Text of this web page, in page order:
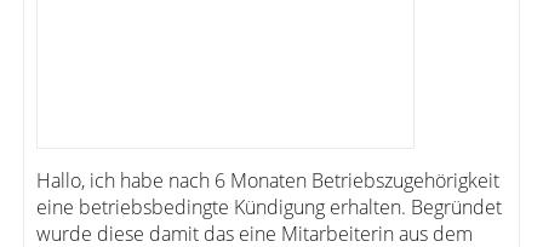
Hallo, ich habe nach 6 Monaten Betriebszugehörigkeit
eine betriebsbedingte Kündigung erhalten. Begründet
wurde diese damit das eine Mitarbeiterin aus dem